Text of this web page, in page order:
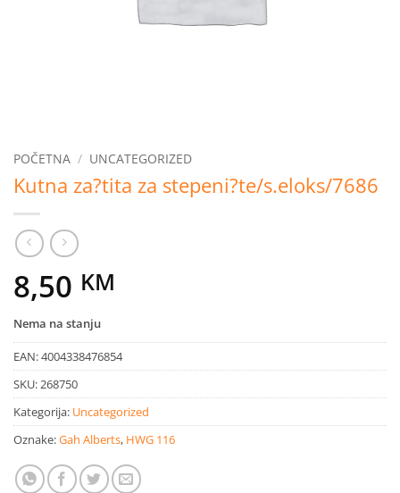
POČETNA / UNCATEGORIZED
Kutna za?tita za stepeni?te/s.eloks/7686
8,50 KM
Nema na stanju
EAN:4004338476854
SKU:268750
Kategorija: Uncategorized
Oznake:Gah Alberts, HWG 116